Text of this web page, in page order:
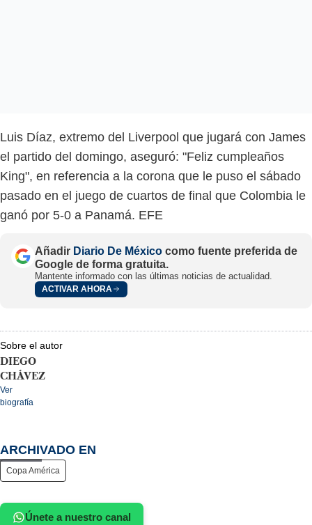
Luis Díaz, extremo del Liverpool que jugará con James
el partido del domingo, aseguró: "Feliz cumpleaños
King", en referencia a la corona que le puso el sábado
pasado en el juego de cuartos de final que Colombia le
ganó por 5-0 a Panamá. EFE
Añadir Diario De México como fuente preferida de
Google de forma gratuita.
Mantente informado con las últimas noticias de actualidad.
ACTIVAR AHORA
Sobre el autor
DIEGO
CHÁVEZ
Ver
biografía
ARCHIVADO EN
Copa América
Únete a nuestro canal